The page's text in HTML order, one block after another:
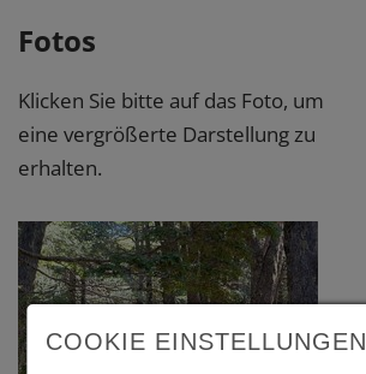
Fotos
Klicken Sie bitte auf das Foto, um
eine vergrößerte Darstellung zu
erhalten.
COOKIE EINSTELLUNGEN